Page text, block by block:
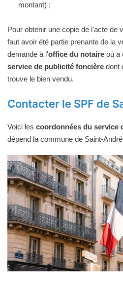
montant) ;
Pour obtenir une copie de l'acte de
faut avoir été partie prenante de la
demande à l'office du notaire où a
service de publicité foncière dont
trouve le bien vendu.
Contacter le SPF de
Voici les coordonnées du service
dépend la commune de Saint-